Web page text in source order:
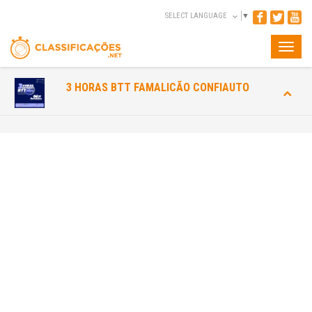
Toggle
SELECT LANGUAGE ▼
3 HORAS BTT FAMALICÃO CONFIAUTO